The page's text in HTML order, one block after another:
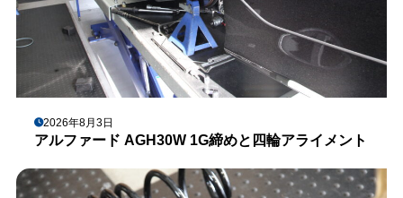
2026年8月3日
アルファード AGH30W 1G締めと四輪アライメント